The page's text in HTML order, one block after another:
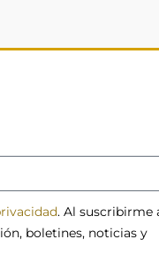
. Al suscribirme
boletines, noticias y